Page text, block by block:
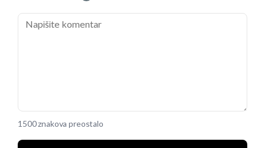
1500 znakova preostalo